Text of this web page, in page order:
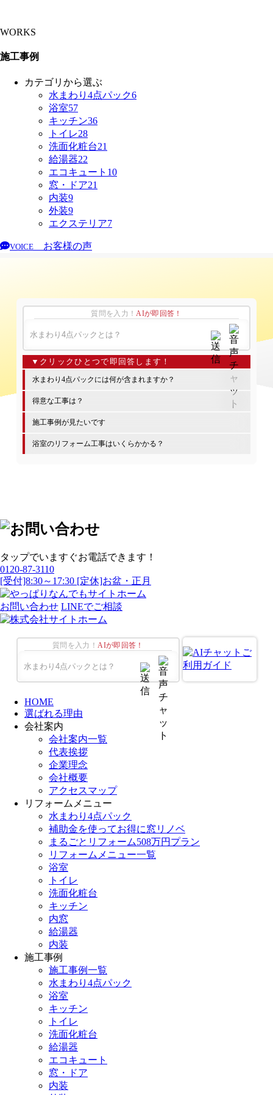
WORKS
施工事例
カテゴリから選ぶ
水まわり4点パック6
浴室57
キッチン36
トイレ28
洗面化粧台21
給湯器22
エコキュート 10
窓・ドア21
内装9
外装9
エクステリア7
VOICE お客様の声
質問を入力！AIが即回答！
水まわり4点パックには何が含まれますか？
得意な工事は？
施工事例が見たいです
浴室のリフォーム工事はいくらかかる？
タップでいますぐお電話できます！
0120-87-3110
[受付]8:30～17:30 [定休]お盆・正月
お問い合わせ LINEでご相談
質問を入力！AIが即回答！
HOME
選ばれる理由
会社案内
会社案内一覧
代表挨拶
企業理念
会社概要
アクセスマップ
リフォームメニュー
水まわり4点パック
補助金を使ってお得に窓リノベ
まるごとリフォーム508万円プラン
リフォームメニュー一覧
浴室
トイレ
洗面化粧台
キッチン
内窓
給湯器
内装
施工事例
施工事例一覧
水まわり4点パック
浴室
キッチン
トイレ
洗面化粧台
給湯器
エコキュート
窓・ドア
内装